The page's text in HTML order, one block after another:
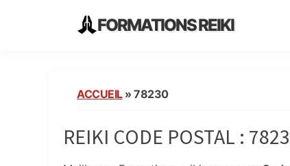
FORMATIONS REIKI
de
Reiki
ACCUEIL» 78230
REIKI CODE POSTAL :